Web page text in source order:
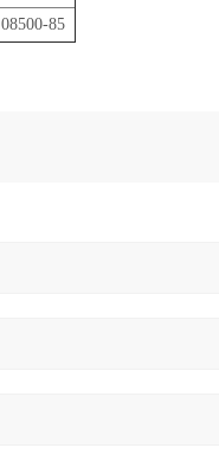
08500-85